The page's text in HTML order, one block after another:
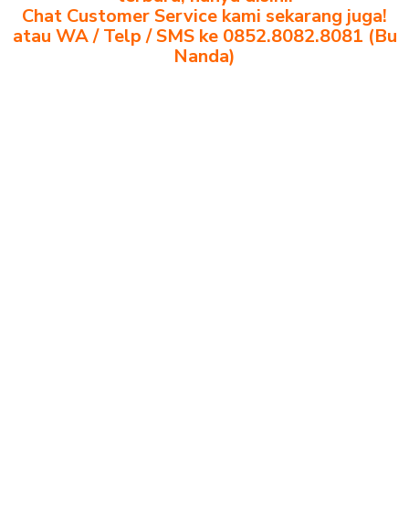
Chat Customer Service kami sekarang juga!
atau WA / Telp / SMS ke 0852.8082.8081 (Bu
Nanda)